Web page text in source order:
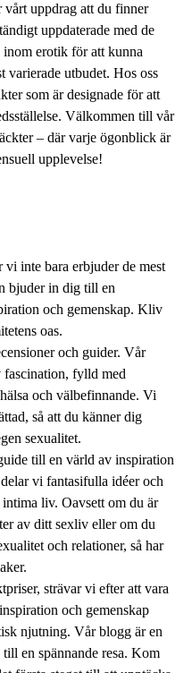
vårt uppdrag att du finner
uppdaterade med de
inom erotik för att kunna
varierade utbudet. Hos oss
som är designade för att
Välkommen till vår
– där varje ögonblick är
upplevelse!
inte bara erbjuder de mest
bjuder in dig till en
och gemenskap. Kliv
oas.
och guider. Vår
fascination, fylld med
och välbefinnande. Vi
så att du känner dig
sexualitet.
till en värld av inspiration
vi fantasifulla idéer och
liv. Oavsett om du är
av ditt sexliv eller om du
och relationer, så har
strävar vi efter att vara
och gemenskap
njutning. Vår blogg är en
en spännande resa. Kom